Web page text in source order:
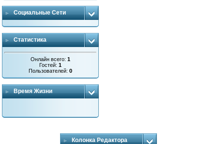
Социальные Сети
Статистика
Онлайн всего:1
Гостей:1
Пользователей:0
Время Жизни
Колонка Редактора